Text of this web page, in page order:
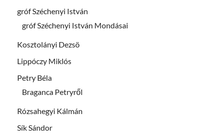
gróf Széchenyi István
gróf Széchenyi István Mondásai
Kosztolányi Dezsö
Lippóczy Miklós
Petry Béla
Braganca Petryről
Rózsahegyi Kálmán
Sík Sándor